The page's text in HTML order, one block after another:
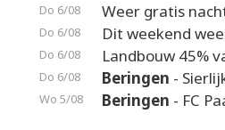
Do 6/08 Weer gratis
Do 6/08 Dit weekend
Do 6/08 Landbouw 45%
Do 6/08 Beringen -
Wo 5/08 Beringen - FC